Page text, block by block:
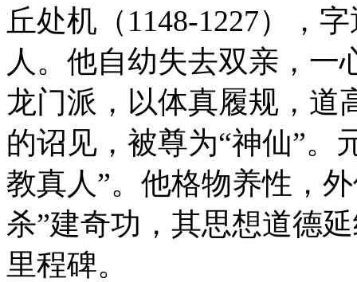
丘处机（1148-1227），
人。他自幼失去双亲，一
龙门派，以体真履规，道
的诏见，被尊为“神仙”。
教真人”。他格物养性，
杀”建奇功，其思想道德
里程碑。